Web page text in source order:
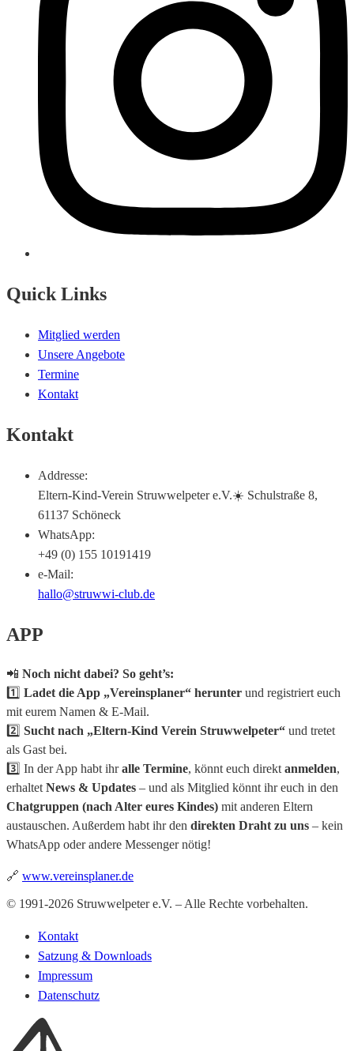
Quick Links
Mitglied werden
Unsere Angebote
Termine
Kontakt
Kontakt
Addresse:
Eltern-Kind-Verein Struwwelpeter e.V.☀️ Schulstraße 8,
61137 Schöneck
WhatsApp:
+49 (0) 155 10191419
e-Mail:
hallo@struwwi-club.de
APP
📲 Noch nicht dabei? So geht’s:
1️⃣ Ladet die App „Vereinsplaner“ herunter und registriert euch
mit eurem Namen & E-Mail.
2️⃣ Sucht nach „Eltern-Kind Verein Struwwelpeter“ und tretet
als Gast bei.
3️⃣ In der App habt ihralle Termine, könnt euch direktanmelden,
erhaltetNews & Updates – und als Mitglied könnt ihr euch in den
Chatgruppen (nach Alter eures Kindes) mit anderen Eltern
austauschen. Außerdem habt ihr den direkten Draht zu uns – kein
WhatsApp oder andere Messenger nötig!
🔗 www.vereinsplaner.de
© 1991-2026 Struwwelpeter e.V. – Alle Rechte vorbehalten.
Kontakt
Satzung & Downloads
Impressum
Datenschutz